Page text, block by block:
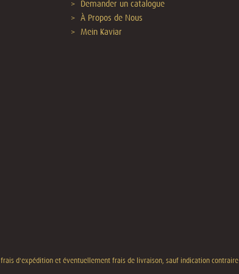
Demander un catalogue
À Propos de Nous
Mein Kaviar
frais d'expéditionet éventuellement frais de livraison, sauf indication contraire